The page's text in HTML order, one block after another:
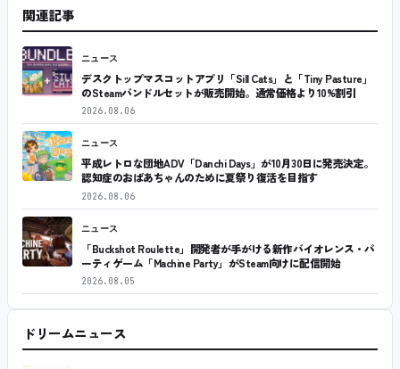
関連記事
ニュース
デスクトップマスコットアプリ「Sill Cats」と「Tiny Pasture」
のSteamバンドルセットが販売開始。通常価格より10%割引
2026.08.06
ニュース
平成レトロな団地ADV「Danchi Days」が10月30日に発売決定。
認知症のおばあちゃんのために夏祭り復活を目指す
2026.08.06
ニュース
「Buckshot Roulette」開発者が手がける新作バイオレンス・パ
ーティゲーム「Machine Party」がSteam向けに配信開始
2026.08.05
ドリームニュース